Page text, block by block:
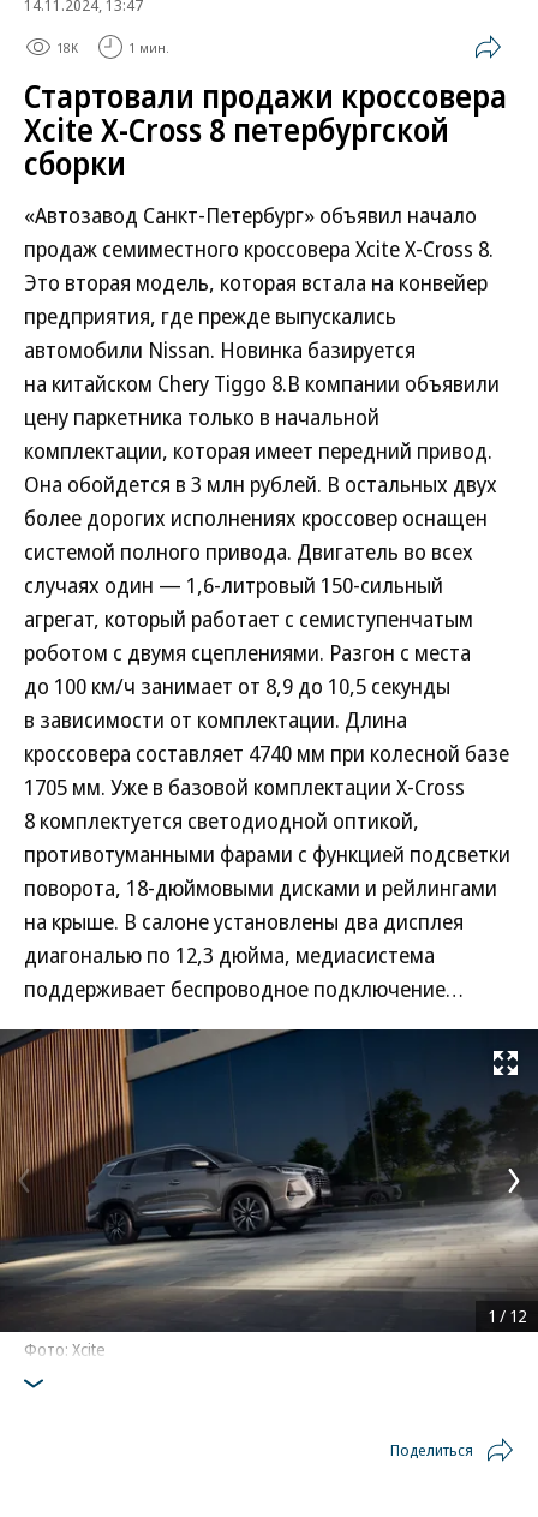
14.11.2024, 13:47
18K 1 мин.
Стартовали продажи кроссовера
Xcite X-Cross 8 петербургской
сборки
«Автозавод Санкт-Петербург» объявил начало
продаж семиместного кроссовера Xcite X-Cross 8.
Это вторая модель, которая встала на конвейер
предприятия, где прежде выпускались
автомобили Nissan. Новинка базируется
на китайском Chery Tiggo 8.В компании объявили
цену паркетника только в начальной
комплектации, которая имеет передний привод.
Она обойдется в 3 млн рублей. В остальных двух
более дорогих исполнениях кроссовер оснащен
системой полного привода. Двигатель во всех
случаях один — 1,6-литровый 150-сильный
агрегат, который работает с семиступенчатым
роботом с двумя сцеплениями. Разгон с места
до 100 км/ч занимает от 8,9 до 10,5 секунды
в зависимости от комплектации. Длина
кроссовера составляет 4740 мм при колесной базе
1705 мм. Уже в базовой комплектации X-Cross
8 комплектуется светодиодной оптикой,
противотуманными фарами с функцией подсветки
поворота, 18-дюймовыми дисками и рейлингами
на крыше. В салоне установлены два дисплея
диагональю по 12,3 дюйма, медиасистема
поддерживает беспроводное подключение…
Развернуть
Фото: Xcite
1 / 12
Поделиться